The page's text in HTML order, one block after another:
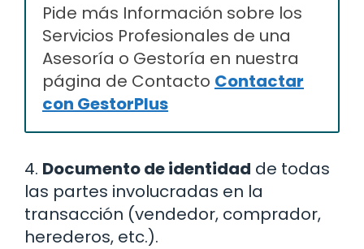
Pide más Información sobre los
Servicios Profesionales de una
Asesoría o Gestoría en nuestra
página de Contacto Contactar
con GestorPlus
4. Documento de identidad de todas
las partes involucradas en la
transacción (vendedor, comprador,
herederos, etc.).